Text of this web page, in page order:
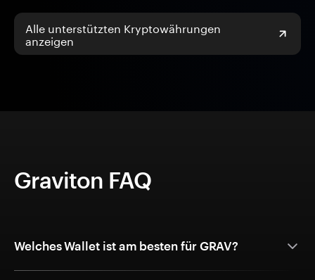
Alle unterstützten Kryptowährungen
anzeigen
Graviton FAQ
Welches Wallet ist am besten für GRAV?